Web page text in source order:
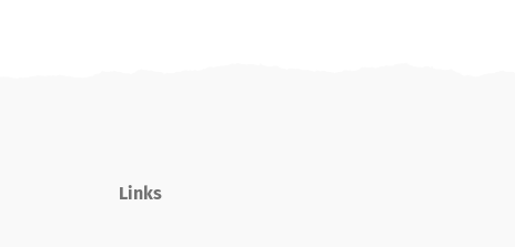
Links